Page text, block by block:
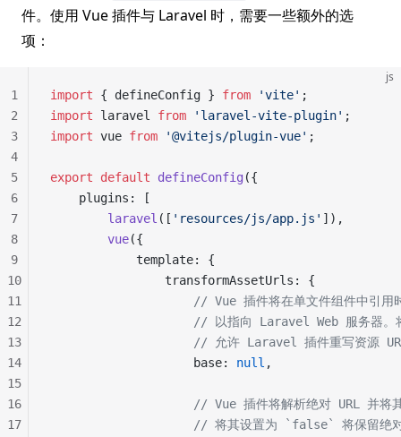
件。使用 Vue 插件与 Laravel 时，需要一些额外的选
项：
js
import { defineConfig } from 'vite' ;
import laravel from 'laravel-vite-plugin' ;
import vue from '@vitejs/plugin-vue' ;
export default defineConfig ({
    plugins: [
        laravel
([ 'resources/js/app.js' ]),
        vue
({
            template: {
                transformAssetUrls: {
// Vue 插件将在单文件组件中引用
// 以指向 Laravel Web 服务器。
// 允许 Laravel 插件重写资源
                    base:
null ,
// Vue 插件将解析绝对 URL 并将
// 将其设置为 `false` 将保留绝
1
2
3
4
5
6
7
8
9
10
11
12
13
14
15
16
17